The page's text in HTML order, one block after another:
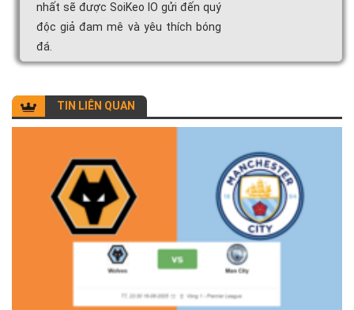
nhất sẽ được SoiKeo IO gửi đến quý
độc giả đam mê và yêu thích bóng
đá.
TIN LIÊN QUAN